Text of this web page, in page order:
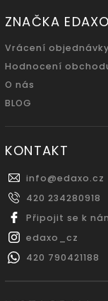
ZNAČKA
Vrácení objednávky
Hodnocení
O nás
BLOG
KONTAKT
info@edaxo.cz
420 234280918
Připojit se k
edaxo_cz
420 790421188